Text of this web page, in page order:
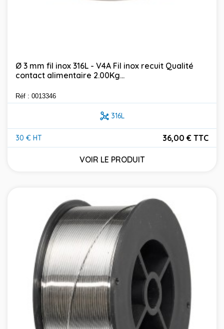
Ø 3 mm fil inox 316L - V4A Fil inox recuit Qualité
contact alimentaire 2.00Kg...
Réf : 0013346
316L
30 € HT
Prix
36,00 € TTC
VOIR LE PRODUIT